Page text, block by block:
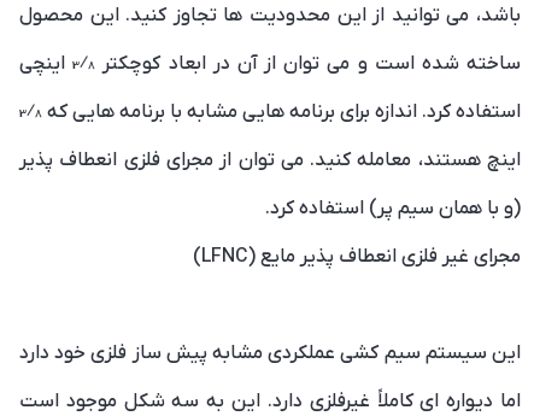
باشد، می توانید از این محدودیت ها تجاوز کنید. این محصول
ساخته شده است و می توان از آن در ابعاد کوچکتر 3⁄8 اینچی
استفاده کرد. اندازه برای برنامه هایی مشابه با برنامه هایی که 3⁄8
اینچ هستند، معامله کنید. می توان از مجرای فلزی انعطاف پذیر
(و با همان سیم پر) استفاده کرد.
مجرای غیر فلزی انعطاف پذیر مایع (LFNC)
این سیستم سیم کشی عملکردی مشابه پیش ساز فلزی خود دارد
اما دیواره ای کاملاً غیرفلزی دارد. این به سه شکل موجود است